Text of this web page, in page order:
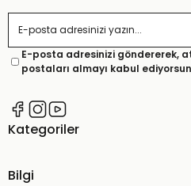
E-posta adresinizi göndererek,
postaları almayı kabul
Kategoriler
Bilgi